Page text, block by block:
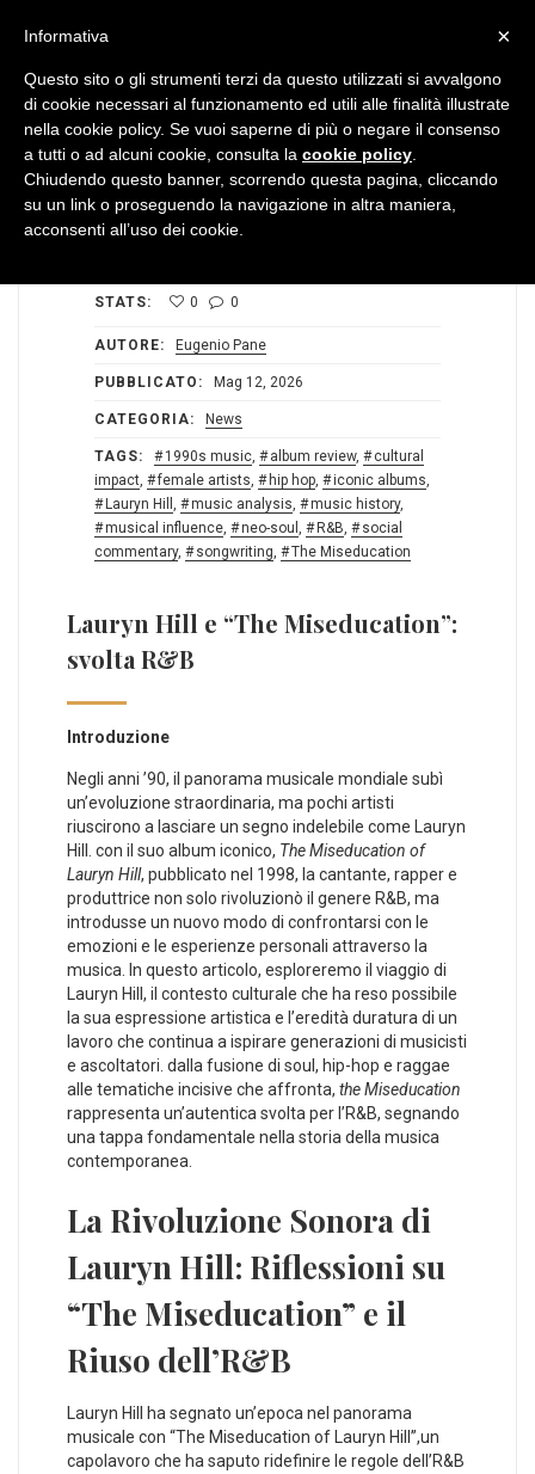
STATS: 0 0
AUTORE: Eugenio Pane
PUBBLICATO: Mag 12, 2026
CATEGORIA: News
TAGS: 1990s music, album review,
cultural
impact, female artists, hip hop, iconic albums,
Lauryn Hill , music analysis, music history,
musical influence, neo-soul , R&B,
social
commentary, songwriting, The Miseducation
Lauryn Hill e “The Miseducation”:
svolta R&B
Introduzione
Negli ⁣anni ’90, il panorama musicale mondiale subì
un’evoluzione straordinaria, ma pochi ⁣artisti
riuscirono a lasciare ‌un segno indelebile​ come Lauryn
⁣Hill. con‍ il suo album ‍iconico, The Miseducation of‌
Lauryn Hill,‍ pubblicato ‍nel 1998, ⁣la cantante, rapper e⁢
produttrice non solo rivoluzionò il genere R&B, ma
‌introdusse un nuovo modo di‌ confrontarsi con le
emozioni e le⁤ esperienze personali attraverso la
⁣musica. In ⁣questo articolo, esploreremo ‌il viaggio di
⁤Lauryn Hill, il​ contesto culturale che ha reso possibile
la sua espressione artistica‍ e⁣ l’eredità duratura di un
lavoro che continua a ispirare generazioni di musicisti
e ⁢ascoltatori.⁣ dalla fusione di soul, hip-hop⁢ e raggae
alle tematiche incisive ‍che affronta, the Miseducation
rappresenta un’autentica svolta per ⁤l’R&B, segnando
una tappa fondamentale nella storia della ⁢musica
contemporanea.
La Rivoluzione‌ Sonora di
Lauryn‌ Hill: Riflessioni⁣ su
“The Miseducation” e il
Riuso dell’R&B
Lauryn ​Hill ha segnato un’epoca ⁣nel ⁣panorama
⁤musicale con “The Miseducation of Lauryn ​Hill”,un
capolavoro che‌ ha saputo⁢ ridefinire‍ le regole dell’R&B
×
Informativa
Questo sito o gli strumenti terzi da questo utilizzati si avvalgono
di cookie necessari al funzionamento ed utili alle finalità illustrate
nella cookie policy. Se vuoi saperne di più o negare il consenso
a tutti o ad alcuni cookie, consulta la cookie policy
Chiudendo questo banner, scorrendo questa pagina, cliccando
su un link o proseguendo la navigazione in altra maniera,
acconsenti all’uso dei cookie.